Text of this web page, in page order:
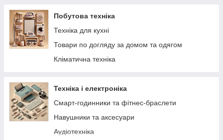
Бандажі, фіксатори та коректори
Косметички і кейси для косметики
Дитяче караоке
Побутова техніка
Техніка для кухні
Товари по догляду за домом та одягом
Кліматична техніка
Техніка і електроніка
Смарт-годинники та фітнес-браслети
Навушники та аксесуари
Аудіотехніка